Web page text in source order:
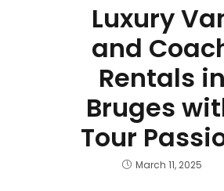
Luxury
and
Rentals in
Bruges
Tour
March 11, 2025